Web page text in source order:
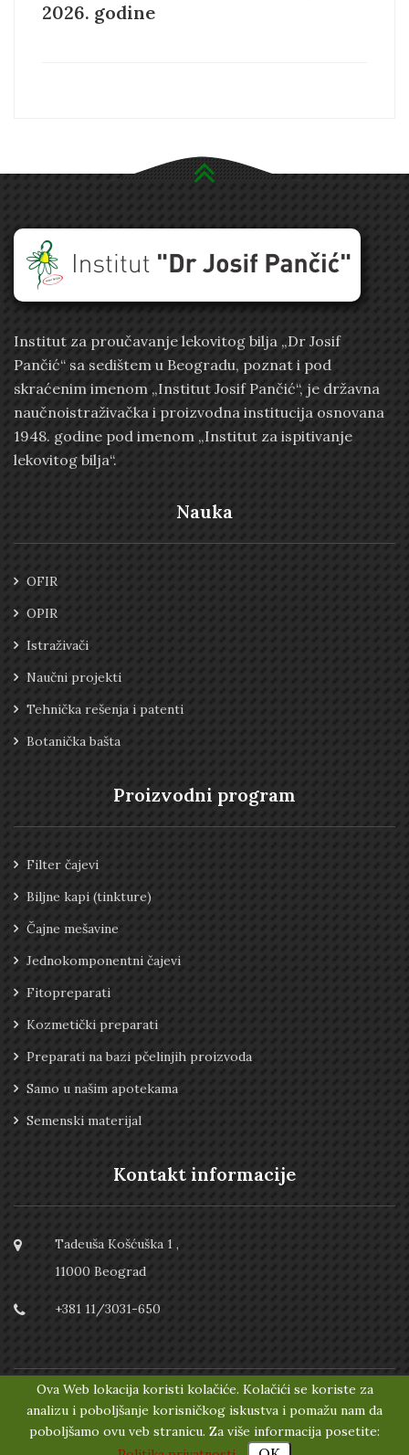
2026. godine
Institut za proučavanje lekovitog bilja „Dr Josif
Pančić“ sa sedištem u Beogradu, poznat i pod
skraćenim imenom „Institut Josif Pančić“, je državna
naučnoistraživačka i proizvodna institucija osnovana
1948. godine pod imenom „Institut za ispitivanje
lekovitog bilja“.
Nauka
OFIR
OPIR
Istraživači
Naučni projekti
Tehnička rešenja i patenti
Botanička bašta
Proizvodni program
Filter čajevi
Biljne kapi (tinkture)
Čajne mešavine
Jednokomponentni čajevi
Fitopreparati
Kozmetički preparati
Preparati na bazi pčelinjih proizvoda
Samo u našim apotekama
Semenski materijal
Kontakt informacije
Tadeuša Košćuška 1 ,
11000 Beograd
+381 11/3031-650
2021, Institut “Dr Josif Pančić“. Sva prava zadržana.
Politika privatnosti
Ova Web lokacija koristi kolačiće. Kolačići se koriste za
analizu i poboljšanje korisničkog iskustva i pomažu nam da
poboljšamo ovu veb stranicu. Za više informacija posetite: